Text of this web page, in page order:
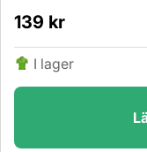
139 kr
I lager